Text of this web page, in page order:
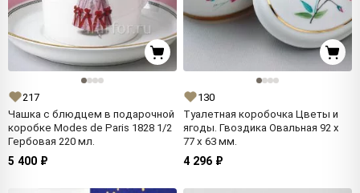
217
Чашка с блюдцем в подарочной
коробке Modes de Paris 1828 1/2
Гербовая 220 мл.
5 400 ₽
130
Туалетная коробочка Цветы и
ягоды. Гвоздика Овальная 92 x
77 x 63 мм.
4 296 ₽